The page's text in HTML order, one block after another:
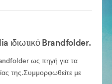
ιδιωτικό Brandfolder.
ως πηγή για τα
της.Συμμορφωθείτε με